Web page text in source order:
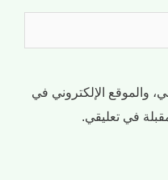
والموقع الإلكتروني في
في تعليقي.